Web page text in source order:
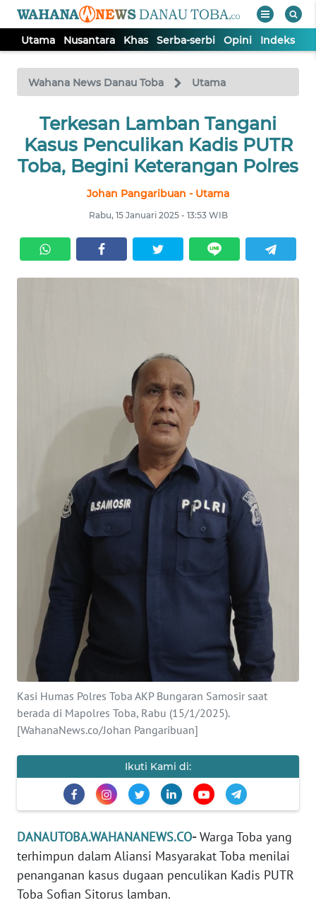
Utama Nusantara Khas Serba-serbi Opini Indeks
Wahana News Danau Toba Utama
Terkesan Lamban Tangani
Kasus Penculikan Kadis PUTR
Toba, Begini Keterangan Polres
Johan Pangaribuan - Utama
Rabu, 15 Januari 2025 - 13:53 WIB
Kasi Humas Polres Toba AKP Bungaran Samosir saat
berada di Mapolres Toba, Rabu (15/1/2025).
[WahanaNews.co/Johan Pangaribuan]
Ikuti Kami di:
DANAUTOBA.WAHANANEWS.CO-Warga Toba yang
terhimpun dalam Aliansi Masyarakat Toba menilai
penanganan kasus dugaan penculikan Kadis PUTR
Toba Sofian Sitorus lamban.
TV
Tutup
UTAMA
NUSANTARA
SERBA-
SERBI
TENTANG
PEDOMAN
REDAKSI
KARIR
DISCLAIMER
Wahana
Regional
WN
SUMUT
JAKARTA